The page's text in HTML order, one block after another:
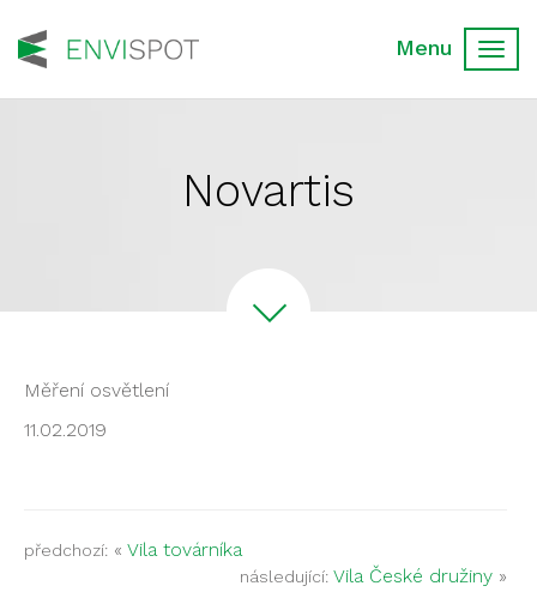
Novartis
Měření osvětlení
11.02.2019
předchozí: « Vila továrníka
následující: Vila České družiny »